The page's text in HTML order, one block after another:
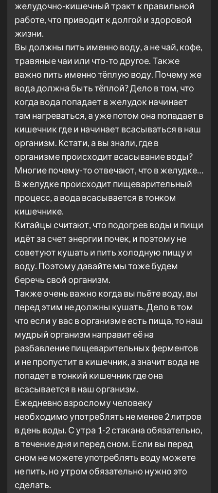
желудочно-кишечный тракт к правильной
работе, что приводит к долгой и здоровой
жизни.
Вы должны пить именно воду, а не чай, кофе,
травяные чаи или что-то другое. Также
важно пить именно тёплую воду. Почему же
вода должна быть тёплой? Дело в том, что
когда вода попадает в желудок начинает
там нагреваться, а уже потом она попадает в
кишечник где и начинает всасываться в наш
организм. Кстати, а вы знали, где в
организме происходит всасывание воды?
Многие почему-то отвечают, что в желудке…
В желудке происходит пищеварительный
процесс, а вода всасывается в тонком
кишечнике.
Китайцы считают, что подогрев воды и пищи
идёт за счет энергии почек, и поэтому не
советуют кушать и пить холодную пищу и
воду. Поэтому давайте мы тоже будем
беречь свой организм.
Также очень важно когда вы пьёте воду, вы
перед этим не должны кушать. Дело в том
что если у вас в организме есть пища, то наш
мудрый организм направит её на
разбавление пищеварительных ферментов
и не пропустит в кишечник, а значит вода не
попадет в тонкий кишечник где она
всасывается в наш организм.
Ежедневно взрослому человеку
необходимо употреблять не менее 2 литров
в день воды. С утра 1-2 стакана обязательно,
в течение дня и перед сном. Если вы перед
сном не можете употреблять воду можете
не пить, но утром обязательно нужно это
сделать.